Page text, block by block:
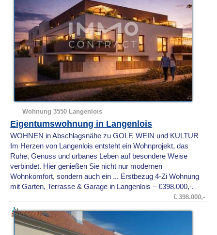
Wohnung 3550 Langenlois
Eigentumswohnung in Langenlois
WOHNEN in Abschlagsnähe zu GOLF, WEIN und KULTUR
Im Herzen von Langenlois entsteht ein Wohnprojekt, das
Ruhe, Genuss und urbanes Leben auf besondere Weise
verbindet. Hier genießen Sie nicht nur modernen
Wohnkomfort, sondern auch ein ... Erstbezug 4-Zi Wohnung
mit Garten, Terrasse & Garage in Langenlois – €398.000,-.
€ 398.000,-